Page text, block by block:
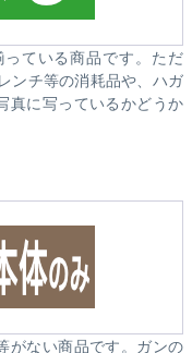
ている商品です。ただ
ンチ等の消耗品や、ハガ
真に写っているかどうか
がない商品です。ガンの